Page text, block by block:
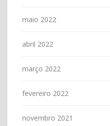
maio 2022
abril 2022
março 2022
fevereiro 2022
novembro 2021